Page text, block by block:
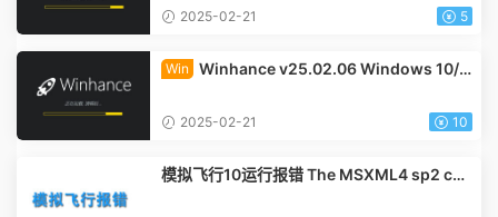
2025-02-21 5
Win
Winhance v25.02.06 Windows 10/1
2025-02-21 10
模拟飞行10运行报错 The MSXML4 sp2 co